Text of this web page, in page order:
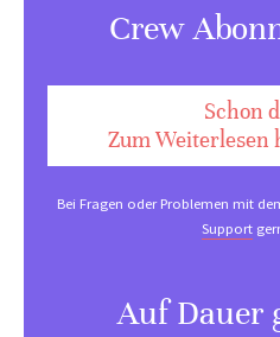
Crew
Schon
Zum Weiterlesen
Bei Fragen oder Problemen mit
Support
Auf Dauer